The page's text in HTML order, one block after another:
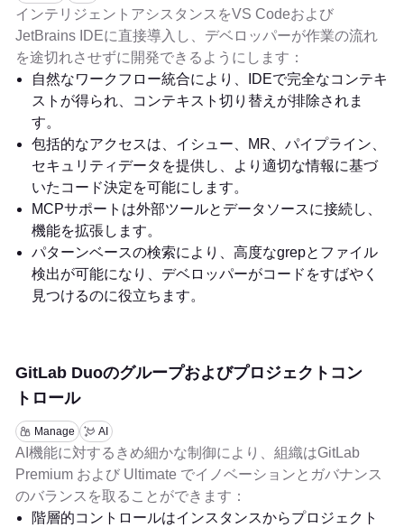
インテリジェントアシスタンスをVS Codeおよび
JetBrains IDEに直接導入し、デベロッパーが作業の流れ
を途切れさせずに開発できるようにします：
自然なワークフロー統合により、IDEで完全なコンテキ
ストが得られ、コンテキスト切り替えが排除されま
す。
包括的なアクセスは、イシュー、MR、パイプライン、
セキュリティデータを提供し、より適切な情報に基づ
いたコード決定を可能にします。
MCPサポートは外部ツールとデータソースに接続し、
機能を拡張します。
パターンベースの検索により、高度なgrepとファイル
検出が可能になり、デベロッパーがコードをすばやく
見つけるのに役立ちます。
GitLab Duoのグループおよびプロジェクトコン
トロール
Manage AI
AI機能に対するきめ細かな制御により、組織はGitLab
Premium および Ultimate でイノベーションとガバナンス
のバランスを取ることができます：
階層的コントロールはインスタンスからプロジェクト